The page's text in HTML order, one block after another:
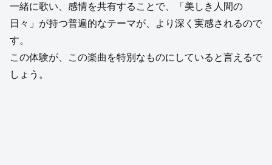
一緒に歌い、感情を共有することで、「美しき人間の
日々」が持つ普遍的なテーマが、より深く実感されるので
す。
この体験が、この楽曲を特別なものにしていると言えるで
しょう。